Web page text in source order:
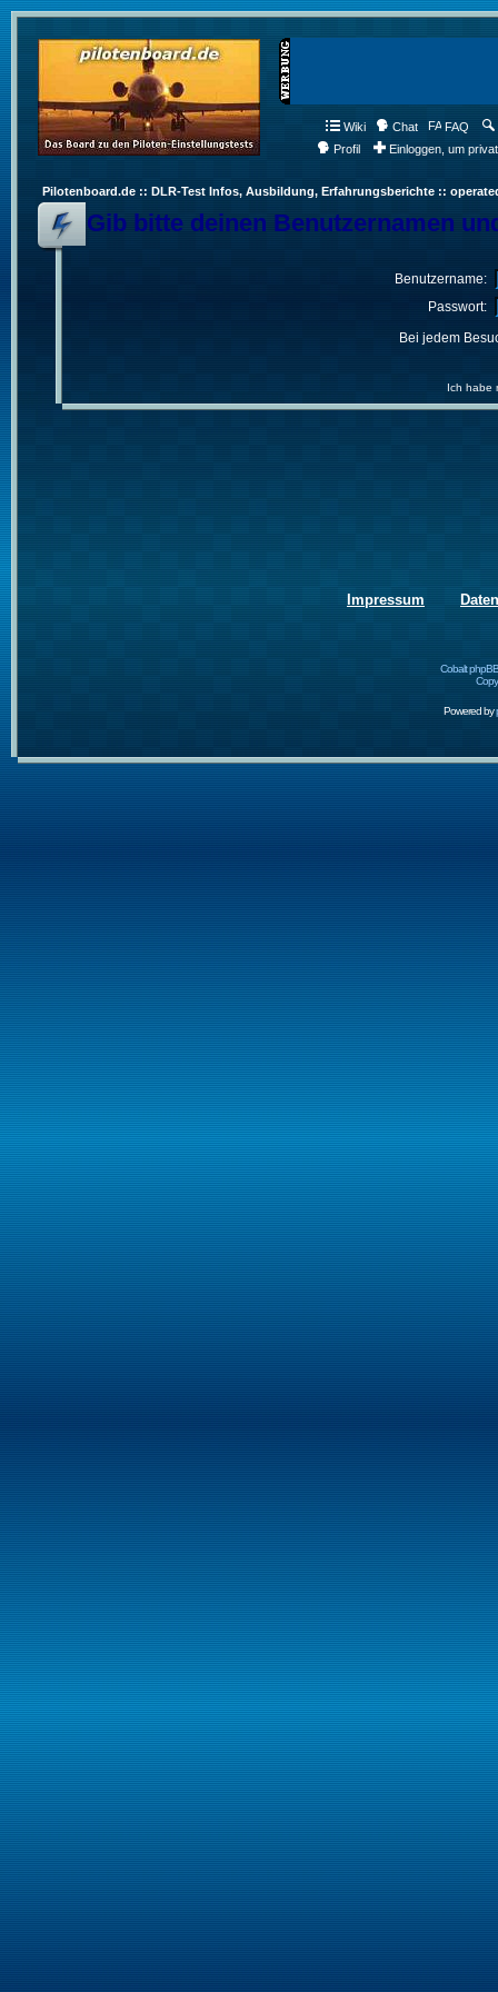
Wiki Chat FAQ
Profil
Einloggen, um
Pilotenboard.de :: DLR-Test Infos, Ausbildung, Erfahrungsberichte ::
Gib bitte deinen Benutzernamen
Benutzername:
Passwort:
Bei jedem
Ich habe
Impressum
Cobalt
Powered by